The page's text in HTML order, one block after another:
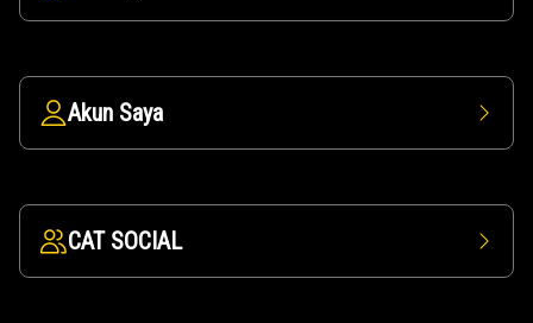
Akun Saya
CAT SOCIAL